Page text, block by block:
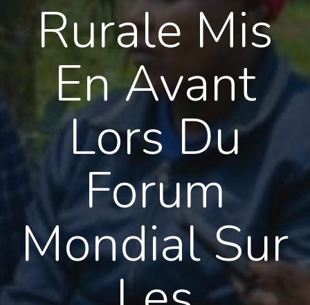
Rurale Mis
En Avant
Lors Du
Forum
Mondial Sur